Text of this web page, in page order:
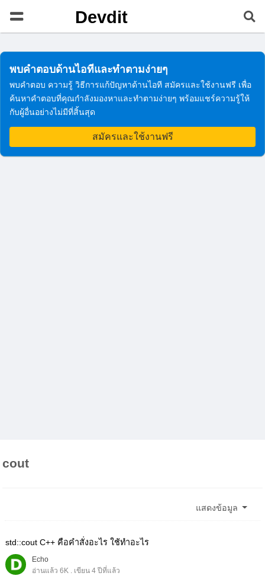
Devdit
พบคำตอบด้านไอทีและทำตามง่ายๆ
พบคำตอบ ความรู้ วิธีการแก้ปัญหาด้านไอที สมัครและใช้งานฟรี เพื่อ
ค้นหาคำตอบที่คุณกำลังมองหาและทำตามง่ายๆ พร้อมแชร์ความรู้ให้
กับผู้อื่นอย่างไม่มีที่สิ้นสุด
สมัครและใช้งานฟรี
cout
แสดงข้อมูล
std::cout C++ คือคำสั่งอะไร ใช้ทำอะไร
Echo
อ่านแล้ว 6K . เขียน 4 ปีที่แล้ว